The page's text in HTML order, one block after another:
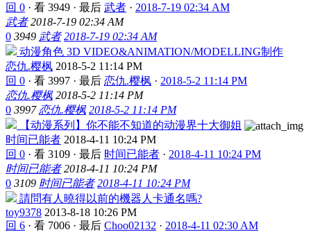
回 0 · 看 3949 · 最后 武者 · 2018-7-19 02:34 AM
武者 2018-7-19 02:34 AM
0 3949 武者 2018-7-19 02:34 AM
动漫角色 3D VIDEO&ANIMATION/MODELLING制作
恋仇.樱枫 2018-5-2 11:14 PM
回 0 · 看 3997 · 最后 恋仇.樱枫 · 2018-5-2 11:14 PM
恋仇.樱枫 2018-5-2 11:14 PM
0 3997 恋仇.樱枫 2018-5-2 11:14 PM
【动漫系列】你不能不知道的动漫界十大御姐
时间已能者 2018-4-11 10:24 PM
回 0 · 看 3109 · 最后 时间已能者 · 2018-4-11 10:24 PM
时间已能者 2018-4-11 10:24 PM
0 3109 时间已能者 2018-4-11 10:24 PM
請問有人曉得以前的機器人卡通名嗎?
toy9378 2013-8-18 10:26 PM
回 6 · 看 7006 · 最后 Choo02132 · 2018-4-11 02:30 AM